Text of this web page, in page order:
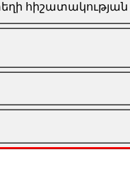
հիշատակության